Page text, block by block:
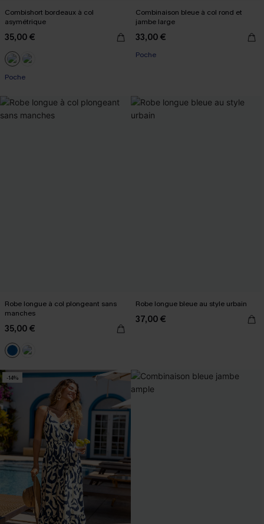
Combishort bordeaux à col
asymétrique
35,00 €
Poche
Combinaison bleue à col rond et
jambe large
33,00 €
Poche
Robe longue à col plongeant sans
manches
35,00 €
Robe longue bleue au style urbain
37,00 €
-14%